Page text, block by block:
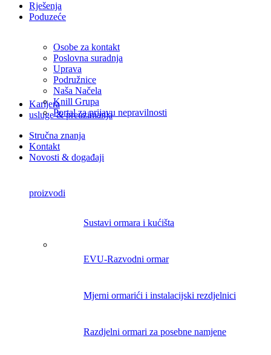
Rješenja
Poduzeće
Osobe za kontakt
Poslovna suradnja
Uprava
Podružnice
Naša Načela
Knill Grupa
Portal za prijavu nepravilnosti
Karijera
usluge & preuzimanja
Stručna znanja
Kontakt
Novosti & događaji
proizvodi
Sustavi ormara i kućišta
EVU-Razvodni ormar
Mjerni ormarići i instalacijski rezdjelnici
Razdjelni ormari za posebne namjene